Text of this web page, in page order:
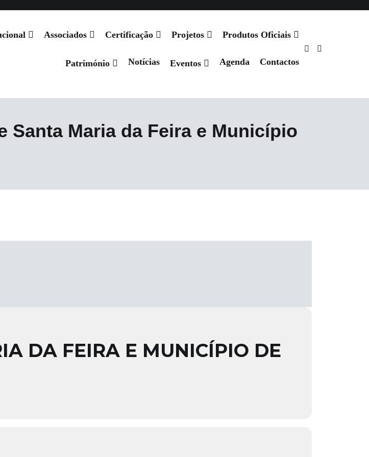
Associados Certificação Projetos Produtos Oficiais
Património Notícias Eventos Agenda Contactos
Santa Maria da Feira e Município
DA FEIRA E MUNICÍPIO DE